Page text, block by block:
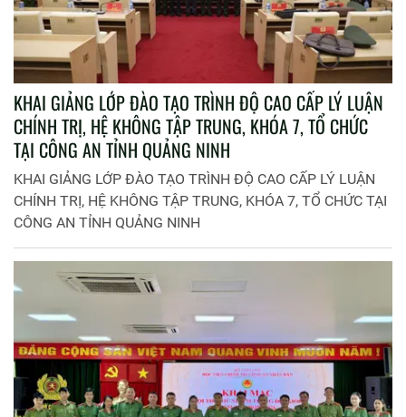
KHAI GIẢNG LỚP ĐÀO TẠO TRÌNH ĐỘ CAO CẤP LÝ LUẬN
CHÍNH TRỊ, HỆ KHÔNG TẬP TRUNG, KHÓA 7, TỔ CHỨC
TẠI CÔNG AN TỈNH QUẢNG NINH
KHAI GIẢNG LỚP ĐÀO TẠO TRÌNH ĐỘ CAO CẤP LÝ LUẬN
CHÍNH TRỊ, HỆ KHÔNG TẬP TRUNG, KHÓA 7, TỔ CHỨC TẠI
CÔNG AN TỈNH QUẢNG NINH